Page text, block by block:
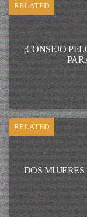
RELATED
¡CONSEJO
RELATED
DOS